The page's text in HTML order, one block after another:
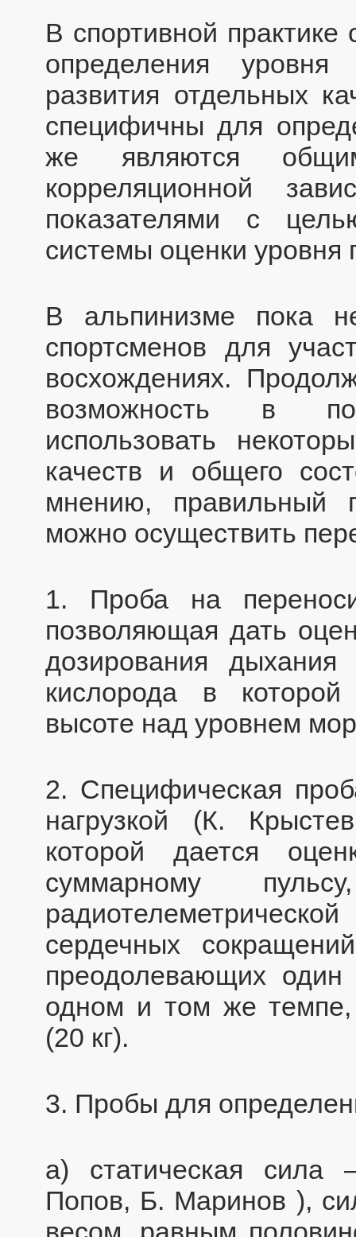
В спортивной
определения
развития отдельных
специфичны для
же являются
корреляционной
показателями с
системы оценки уровня
В альпинизме пока
спортсменов для
восхождениях.
возможность в
использовать
качеств и общего
мнению, правильный
можно осуществить
1. Проба на
позволяющая дать
дозирования
кислорода в которой
высоте над уровнем
2. Специфическая
нагрузкой (К.
которой дается
суммарному
сердечных
преодолевающих
одном и том же
(20 кг).
3. Пробы для
а) статическая сила
Попов, Б. Маринов ),